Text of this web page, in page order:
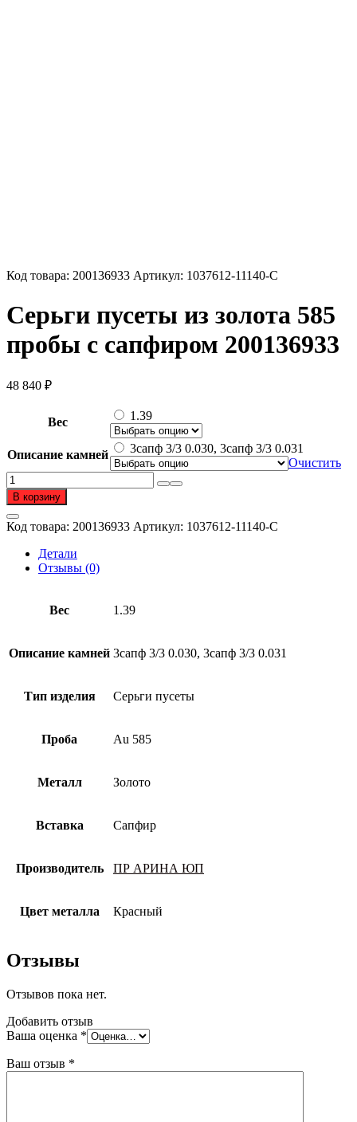
Код товара: 200136933 Артикул: 1037612-11140-C
Серьги пусеты из золота 585
пробы с сапфиром 200136933
48 840 ₽
Вес 1.39
Описание камней
3сапф 3/3 0.030, 3сапф 3/3 0.031
Очистить
Количество
товара
Серьги
пусеты
из
золота
пробы
сапфиром
В корзину
Код товара: 200136933 Артикул: 1037612-11140-C
Детали
Отзывы (0)
Вес 1.39
Описание камней 3сапф 3/3 0.030, 3сапф 3/3 0.031
Тип изделия Серьги пусеты
Проба Au 585
Металл Золото
Вставка Сапфир
Производитель ПР АРИНА ЮП
Цвет металла Красный
Отзывы
Отзывов пока нет.
Добавить отзыв
Ваша оценка *
Ваш отзыв *